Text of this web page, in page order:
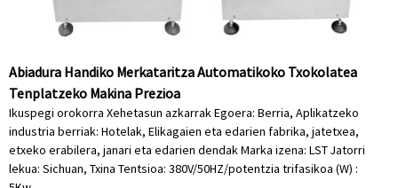
Abiadura Handiko Merkataritza Automatikoko Txokolatea
Tenplatzeko Makina Prezioa
Ikuspegi orokorra Xehetasun azkarrak Egoera: Berria, Aplikatzeko
industria berriak: Hotelak, Elikagaien eta edarien fabrika, jatetxea,
etxeko erabilera, janari eta edarien dendak Marka izena: LST Jatorri
lekua: Sichuan, Txina Tentsioa: 380V/50HZ/potentzia trifasikoa (W) :